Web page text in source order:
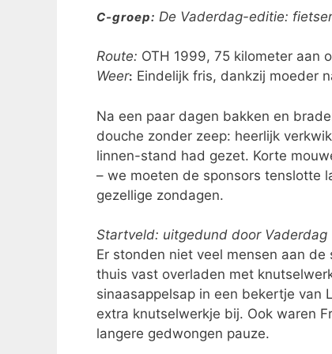
C-groep: De Vaderdag-editie:
Route: OTH 1999, 75 kilometer aan
Weer: Eindelijk fris, dankzij moeder
Na een paar dagen bakken en
douche zonder zeep: heerlijk
linnen-stand had gezet. Korte
– we moeten de sponsors tenslotte
gezellige zondagen.
Startveld: uitgedund door Vaderdag
Er stonden niet veel mensen aan
thuis vast overladen met
sinaasappelsap in een bekertje van
extra knutselwerkje bij. Ook waren
langere gedwongen pauze.